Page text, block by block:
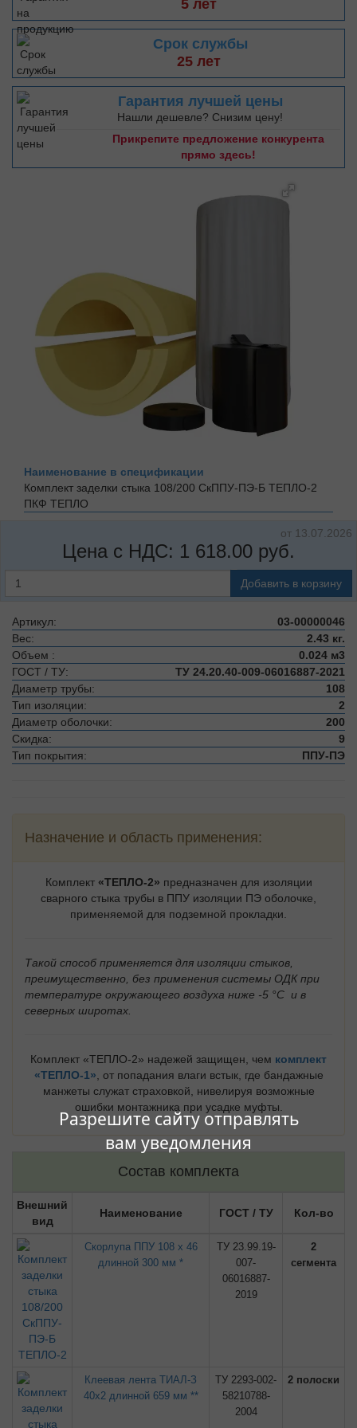
Разрешите сайту отправлять
вам уведомления
5 лет
Срок службы
25 лет
Гарантия лучшей цены
Нашли дешевле? Снизим цену!
Прикрепите предложение конкурента
прямо здесь!
Наименование в спецификации
Комплект заделки стыка 108/200 СкППУ-ПЭ-Б ТЕПЛО-2
ПКФ ТЕПЛО
от 13.07.2026
Цена с НДС: 1 618.00 руб.
Добавить в корзину
Артикул:
03-00000046
Вес:
2.43 кг.
Объем :
0.024 м3
ГОСТ / ТУ:
ТУ 24.20.40-009-06016887-2021
Диаметр трубы:
108
Тип изоляции:
2
Диаметр оболочки:
200
Скидка:
9
Тип покрытия:
ППУ-ПЭ
Назначение и область применения:
Комплект «ТЕПЛО-2» предназначен для изоляции
сварного стыка трубы в ППУ изоляции ПЭ оболочке,
применяемой для подземной прокладки.
Такой способ применяется для изоляции стыков,
преимущественно, без применения системы ОДК при
температуре окружающего воздуха ниже -5 °C и в
северных широтах.
Комплект «ТЕПЛО-2» надежей защищен, чем комплект
«ТЕПЛО-1» , от попадания влаги встык, где бандажные
манжеты служат страховкой, нивелируя возможные
ошибки монтажника при усадке муфты.
Состав комплекта
Внешний
вид
Наименование ГОСТ / ТУ Кол-во
Скорлупа ППУ 108 х 46
длинной 300 мм *
ТУ 23.99.19-
007-
06016887-
2019
2
сегмента
Клеевая лента ТИАЛ-З
40х2 длинной 659 мм **
ТУ 2293-002-
58210788-
2004
2 полоски